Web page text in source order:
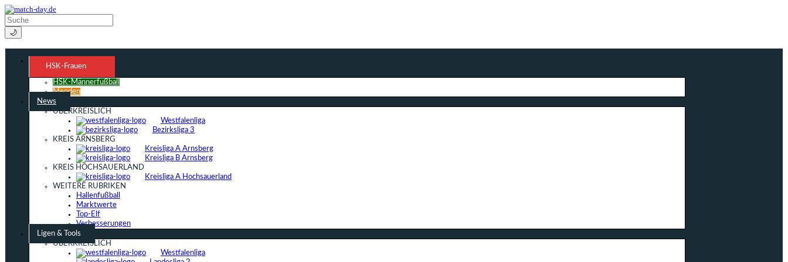
🌙
HSK-Frauen
HSK-Männerfußball
Menden
News
ÜBERKREISLICH
Westfalenliga
Bezirksliga 3
KREIS ARNSBERG
Kreisliga A Arnsberg
Kreisliga B Arnsberg
KREIS HOCHSAUERLAND
Kreisliga A Hochsauerland
WEITERE RUBRIKEN
Hallenfußball
Marktwerte
Top-Elf
Verbesserungen
Ligen & Tools
ÜBERKREISLICH
Westfalenliga